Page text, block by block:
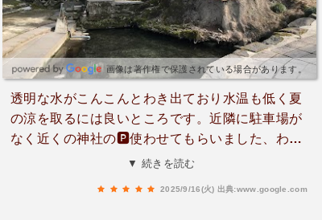
画像は著作権で保護されている場合があります。
透明な水がこんこんとわき出ており水温も低く夏
の涼を取るには良いところです。近隣に駐車場が
なく近くの神社の🅿️使わせてもらいました、わき
出る泉の横には樹齢1000年と言われるけやきがあ
▼ 続きを読む
2025/9/16(火) 出典:www.google.com